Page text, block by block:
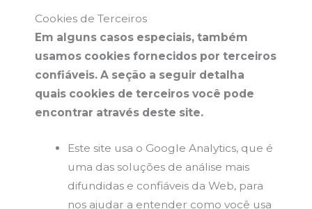
Cookies de Terceiros
Em alguns casos especiais, também
usamos cookies fornecidos por terceiros
confiáveis. A seção a seguir detalha
quais cookies de terceiros você pode
encontrar através deste site.
Este site usa o Google Analytics, que é
uma das soluções de análise mais
difundidas e confiáveis da Web, para
nos ajudar a entender como você usa